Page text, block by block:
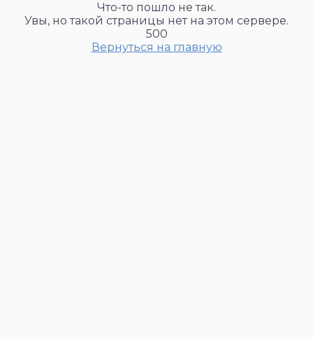
Что-то пошло не так.
Увы, но такой страницы нет на этом сервере.
500
Вернуться на главную